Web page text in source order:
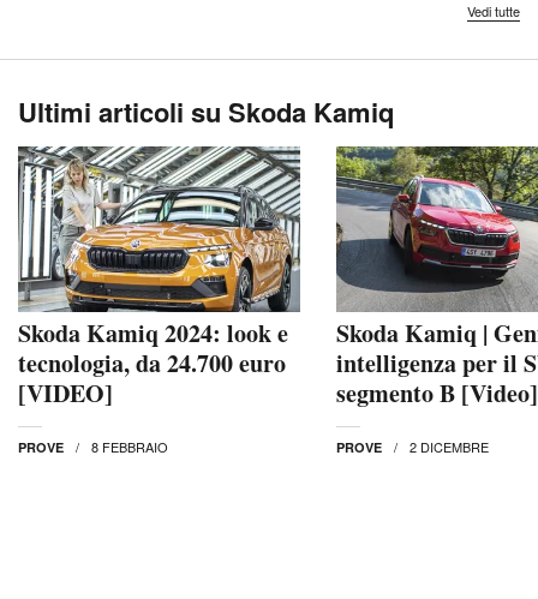
Vedi tutte
Ultimi articoli su Skoda Kamiq
Skoda Kamiq 2024: look e
tecnologia, da 24.700 euro
[VIDEO]
PROVE 8 FEBBRAIO
Skoda Kamiq |
intelligenza per il
segmento B [Video]
PROVE 2 DICEMBRE